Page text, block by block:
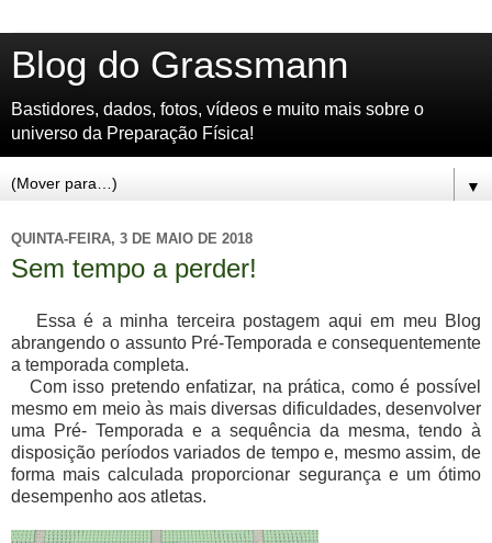
Blog do Grassmann
Bastidores, dados, fotos, vídeos e muito mais sobre o
universo da Preparação Física!
▼
QUINTA-FEIRA, 3 DE MAIO DE 2018
Sem tempo a perder!
Essa é a minha terceira postagem aqui em meu Blog
abrangendo o assunto Pré-Temporada e consequentemente
a temporada completa.
Com isso pretendo enfatizar, na prática, como é possível
mesmo em meio às mais diversas dificuldades, desenvolver
uma Pré- Temporada e a sequência da mesma, tendo à
disposição períodos variados de tempo e, mesmo assim, de
forma mais calculada proporcionar segurança e um ótimo
desempenho aos atletas.